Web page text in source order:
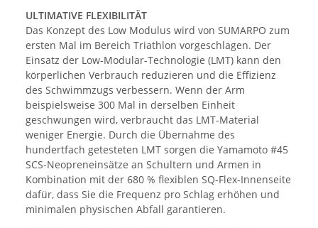
ULTIMATIVE FLEXIBILITÄT
Das Konzept des Low Modulus wird von SUMARPO zum
ersten Mal im Bereich Triathlon vorgeschlagen. Der
Einsatz der Low-Modular-Technologie (LMT) kann den
körperlichen Verbrauch reduzieren und die Effizienz
des Schwimmzugs verbessern. Wenn der Arm
beispielsweise 300 Mal in derselben Einheit
geschwungen wird, verbraucht das LMT-Material
weniger Energie. Durch die Übernahme des
hundertfach getesteten LMT sorgen die Yamamoto #45
SCS-Neopreneinsätze an Schultern und Armen in
Kombination mit der 680 % flexiblen SQ-Flex-Innenseite
dafür, dass Sie die Frequenz pro Schlag erhöhen und
minimalen physischen Abfall garantieren.